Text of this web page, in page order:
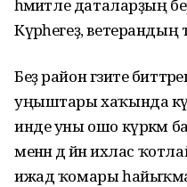
әһәмиәтле даталарҙың
Күрәһегеҙ,
Беҙ район гәзите
уңыштары хаҡында күп
инде уны ошо күркәм
менән дә йәнә ихлас
ижад ҡомары